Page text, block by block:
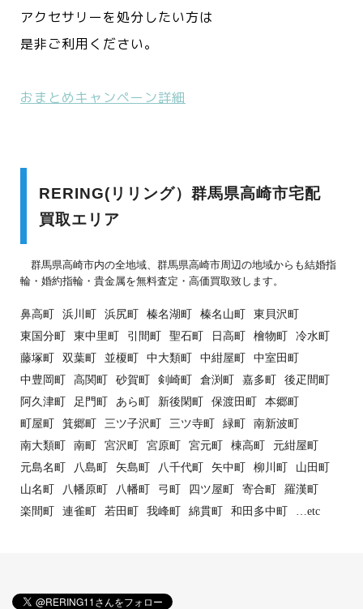
アクセサリーを処分したい方は
是非ご利用ください。
おまとめキャンペーン詳細
RERING(リリング）群馬県高崎市宅配
買取エリア
群馬県高崎市内の全地域、群馬県高崎市周辺の地域からも結婚指
輪・婚約指輪・貴金属を無料査定・高価買取致します。
鼻高町 浜川町 浜尻町 榛名湖町 榛名山町
東貝沢町
東国分町
東中里町 引間町 聖石町 日高町 檜物町
冷水町
藤塚町
双葉町 並榎町 中大類町 中紺屋町
中室田町
中豊岡町
高関町 砂賀町 剣崎町 倉渕町 嘉多町
後疋間町
阿久津町
足門町 あら町 新後閑町 保渡田町
本郷町
町屋町
箕郷町 三ツ子沢町 三ツ寺町 緑町
南新波町
南大類町
南町 宮沢町 宮原町 宮元町 棟高町
元紺屋町
元島名町
八島町 矢島町 八千代町 矢中町 柳川町
山田町
山名町
八幡原町 八幡町 弓町 四ツ屋町 寄合町
羅漢町
楽間町
連雀町 若田町 我峰町 綿貫町 和田多中町 …etc